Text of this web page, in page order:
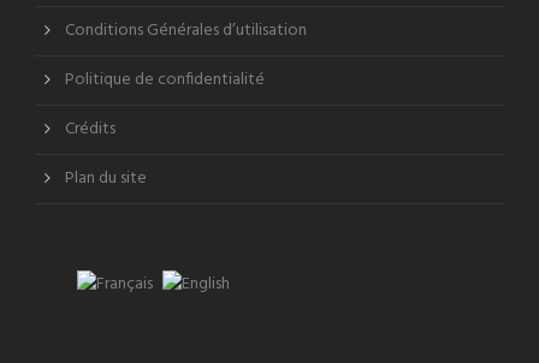
Conditions Générales d’utilisation
Politique de confidentialité
Crédits
Plan du site